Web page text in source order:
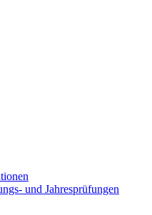
und Jahresprüfungen